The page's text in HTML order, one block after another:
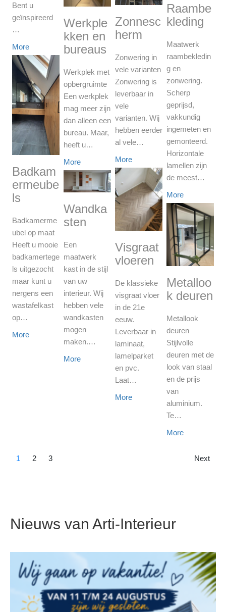
Bent u
geïnspireerd
…
More
Badkam
ermeube
ls
Badkamerme
ubel op maat
Heeft u mooie
badkamertege
ls uitgezocht
maar kunt u
nergens een
wastafelkast
op…
More
Werkple
kken en
bureaus
Werkplek met
opbergruimte
Een werkplek
mag meer zijn
dan alleen een
bureau. Maar,
heeft u…
More
Wandka
sten
Een
maatwerk
kast in de stijl
van uw
interieur. Wij
hebben vele
wandkasten
mogen
maken.…
More
Zonnesc
herm
Zonwering in
vele varianten
Zonwering is
leverbaar in
vele
varianten. Wij
hebben eerder
al vele…
More
Visgraat
vloeren
De klassieke
visgraat vloer
in de 21e
eeuw.
Leverbaar in
laminaat,
lamelparket
en pvc.
Laat…
More
Raambe
kleding
Maatwerk
raambekledin
g en
zonwering.
Scherp
geprijsd,
vakkundig
ingemeten en
gemonteerd.
Horizontale
lamellen zijn
de meest…
More
Metalloo
k deuren
Metallook
deuren
Stijlvolle
deuren met de
look van staal
en de prijs
van
aluminium.
Te…
More
1 2 3 Next
Nieuws van Arti-Interieur